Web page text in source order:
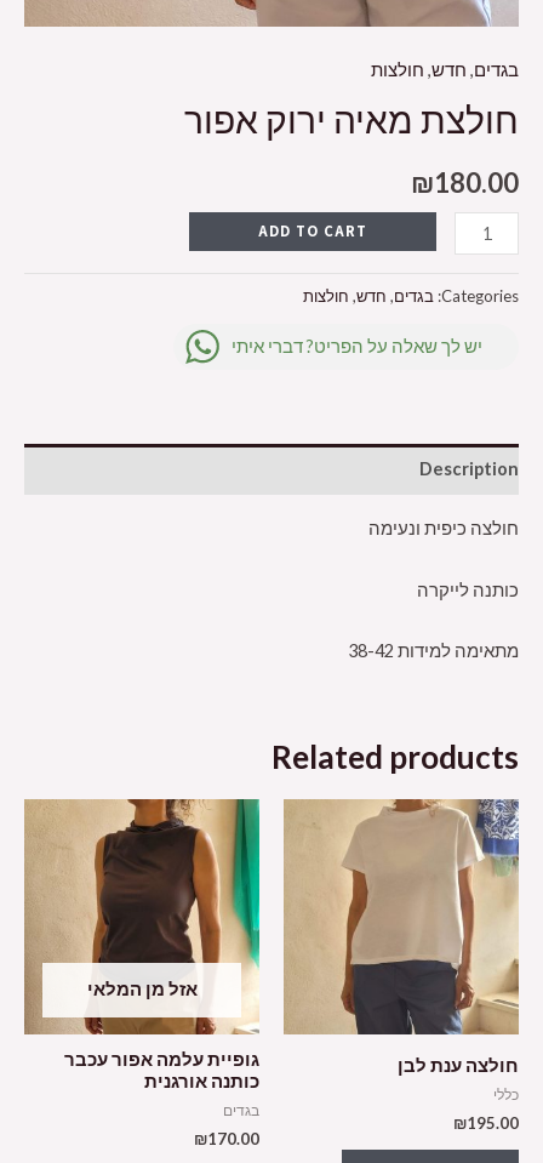
בגדים, חדש, חולצות
חולצת מאיה ירוק אפור
₪180.00
ADD TO CART
Categories: בגדים, חדש, חולצות
יש לך שאלה על הפריט? דברי איתי
Description
חולצה כיפית ונעימה
כותנה לייקרה
מתאימה למידות 38-42
Related products
חולצה ענת לבן
כללי
₪195.00
אזל מן המלאי
גופיית עלמה אפור עכבר
כותנה אורגנית
בגדים
₪170.00